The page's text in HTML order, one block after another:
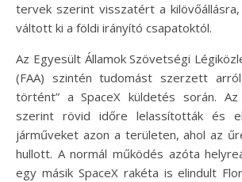
tervek szerint visszatért a
váltott ki a földi irányító csapatoktól.
Az Egyesült Államok Szövetségi
(FAA) szintén tudomást szerzett
történt” a SpaceX küldetés során. Az
szerint rövid időre lelassították és
járműveket azon a területen, ahol az
hullott. A normál működés azóta
egy másik SpaceX rakéta is elindult